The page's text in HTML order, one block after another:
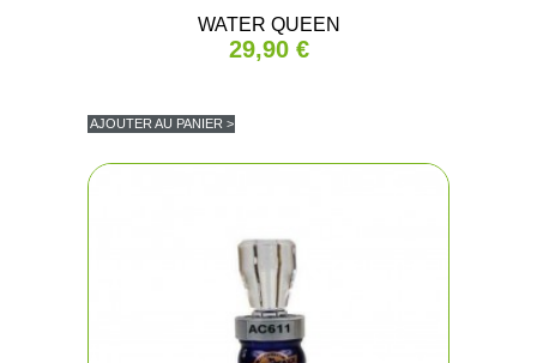
WATER QUEEN
29,90 €
AJOUTER AU PANIER >